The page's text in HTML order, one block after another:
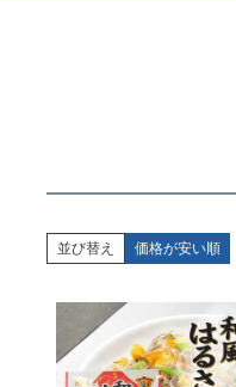
並び替え 価格が安い順